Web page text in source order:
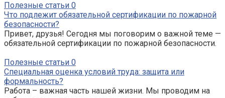
Полезные статьи 0
Что подлежит обязательной сертификации по пожарной
безопасности?
Привет, друзья! Сегодня мы поговорим о важной теме —
обязательной сертификации по пожарной безопасности.
Полезные статьи 0
Специальная оценка условий труда: защита или
формальность?
Работа – важная часть нашей жизни. Мы проводим на